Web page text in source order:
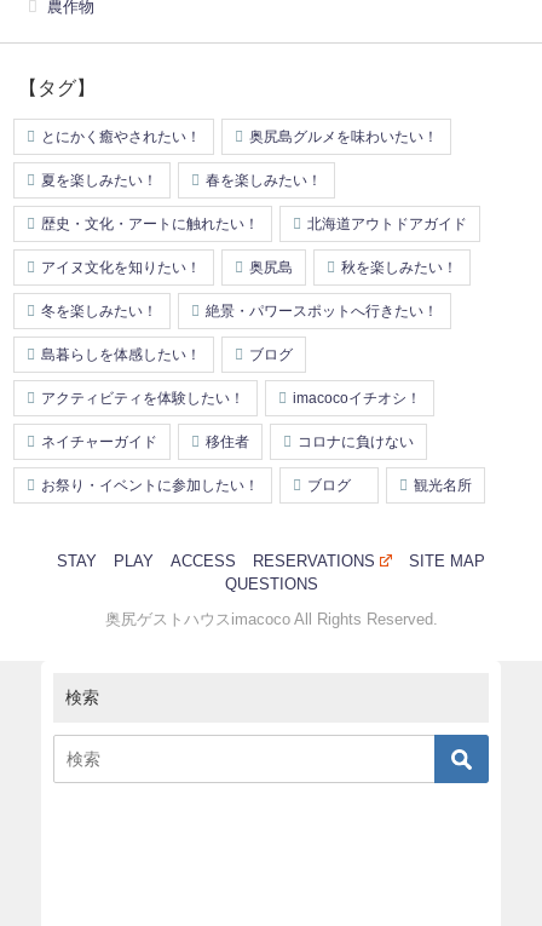
農作物
【タグ】
とにかく癒やされたい！ 奥尻島グルメを味わいたい！
夏を楽しみたい！ 春を楽しみたい！
歴史・文化・アートに触れたい！ 北海道アウトドアガイド
アイヌ文化を知りたい！ 奥尻島 秋を楽しみたい！
冬を楽しみたい！ 絶景・パワースポットへ行きたい！
島暮らしを体感したい！ ブログ
アクティビティを体験したい！ imacocoイチオシ！
ネイチャーガイド 移住者 コロナに負けない
お祭り・イベントに参加したい！ ブログ 観光名所
STAY PLAY ACCESS RESERVATIONS
SITE MAP
QUESTIONS
奥尻ゲストハウスimacoco All Rights Reserved.
検索